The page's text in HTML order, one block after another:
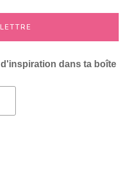
dans ta boîte